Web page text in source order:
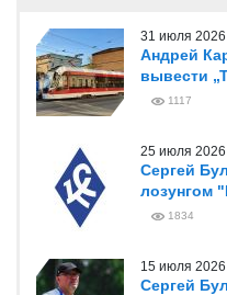
31 июля 2026
Андрей
вывести
1117
25 июля 2026
Сергей
лозунгом
1834
15 июля 2026
Сергей